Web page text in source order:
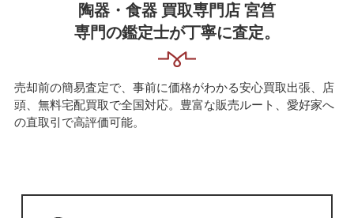
陶器・食器 買取専門店 宮筥
専門の鑑定士が丁寧に査定。
売却前の簡易査定で、事前に価格がわかる安心買取出張、店
頭、無料宅配買取で全国対応。豊富な販売ルート、愛好家へ
の直取引で高評価可能。